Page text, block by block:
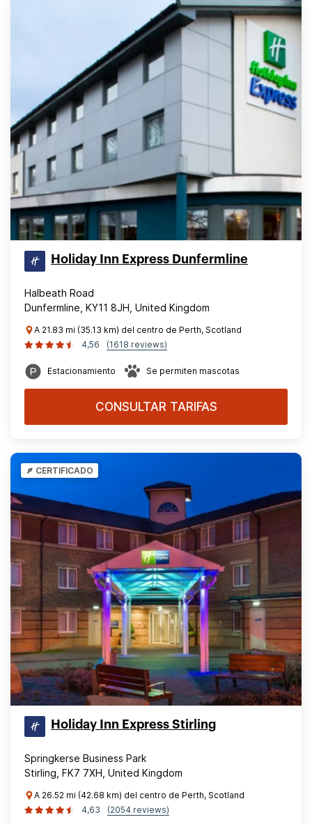
Holiday Inn Express Dunfermline
Halbeath Road
Dunfermline, KY11 8JH, United Kingdom
A 21.83 mi (35.13 km) del centro de Perth, Scotland
4,56
(1618 reviews)
Estacionamiento Se permiten mascotas
CONSULTAR TARIFAS
CERTIFICADO
Holiday Inn Express Stirling
Springkerse Business Park
Stirling, FK7 7XH, United Kingdom
A 26.52 mi (42.68 km) del centro de Perth, Scotland
4,63
(2054 reviews)